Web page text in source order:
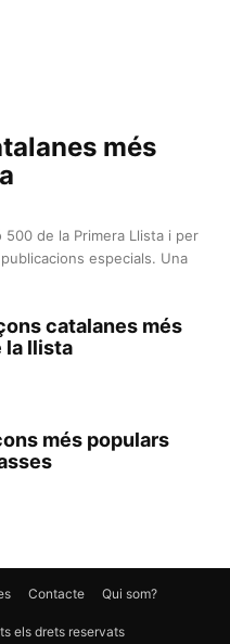
més
de la Primera Llista i per
especials. Una
catalanes més
la llista
més populars
Contacte Qui som?
els drets reservats